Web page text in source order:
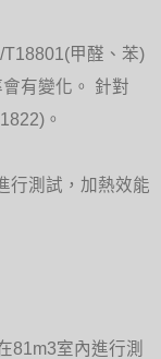
甲醛、苯)
有變化。 針對
。
行測試，加熱效能
81m3室內進行測